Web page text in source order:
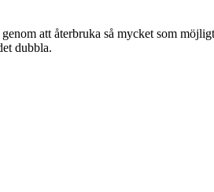
att återbruka så mycket som
dubbla.